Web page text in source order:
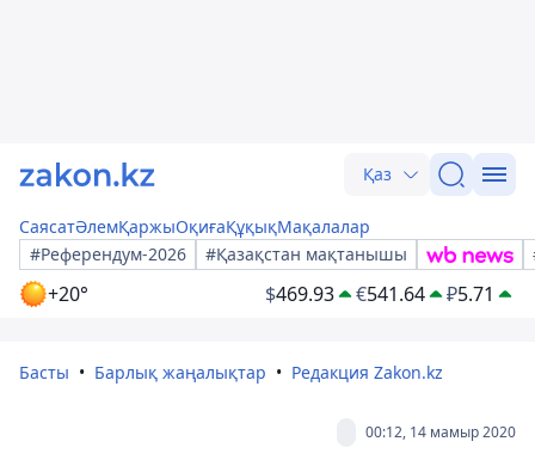
Қаз
СаясатӘлемҚаржыОқиғаҚұқықМақалалар
#Референдум-2026
#Қазақстан мақтанышы
+20° $469.93 €541.64 ₽5.71
Басты Барлық жаңалықтар Редакция Zakon.kz
00:12, 14 мамыр 2020